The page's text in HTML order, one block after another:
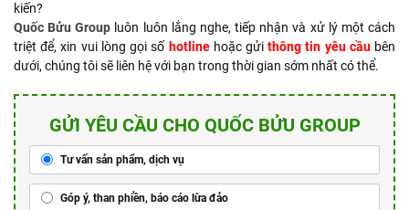
kiến?
Quốc Bửu Group luôn luôn lắng nghe, tiếp nhận và xử lý một cách
triệt để, xin vui lòng gọi số hotlinehoặc gửithông tin yêu cầubên
dưới, chúng tôi sẽ liên hệ với bạn trong thời gian sớm nhất có thể.
GỬI YÊU CẦU CHO QUỐC BỬU GROUP
Tư vấn sản phẩm, dịch vụ
Góp ý, than phiền, báo cáo lừa đảo